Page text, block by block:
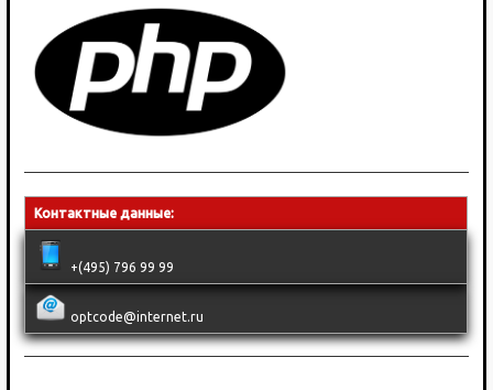
Контактные данные:
+(495) 796 99 99
optcode@internet.ru